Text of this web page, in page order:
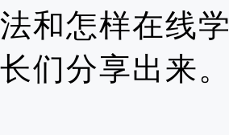
法和怎样在线
长们分享出来。